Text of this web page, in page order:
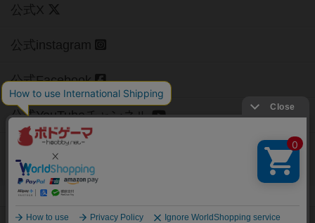
公式X
公式instagram
公式Facebook
公式YouTubeチャンネル